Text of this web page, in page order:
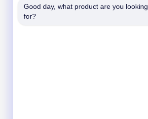
Scrivici
Good day, what product are you looking
for?